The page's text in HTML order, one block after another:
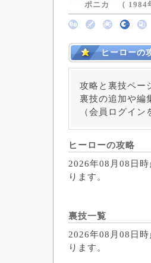
ポニカ （ 1984
ヒーローの
攻略と裏技ペー
裏技の追加や編
（会員ログイ
ヒーローの攻略
2026年08月08日
ります。
裏技一覧
2026年08月08日
ります。